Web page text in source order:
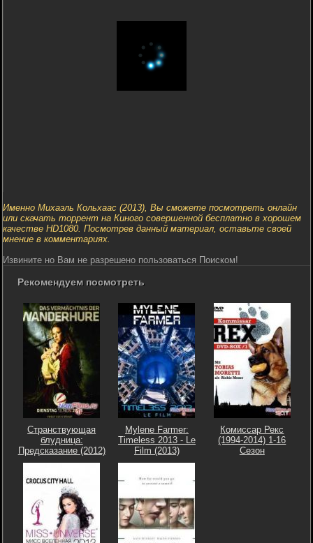
Именно Михаэль Кольхаас (2013), Вы сможете посмотреть онлайн
или скачать торрент на Киного совершенной бесплатно в хорошем
качестве HD1080. Посмотрев данный материал, оставьте своей
мнение в комментариях.
Извините но Вам не разрешено пользоваться Поиском!
Рекомендуем посмотреть
Странствующая
блудница:
Предсказание (2012)
Mylene Farmer:
Timeless 2013 - Le
Film (2013)
Комиссар Рекс
(1994-2014) 1-16
Сезон